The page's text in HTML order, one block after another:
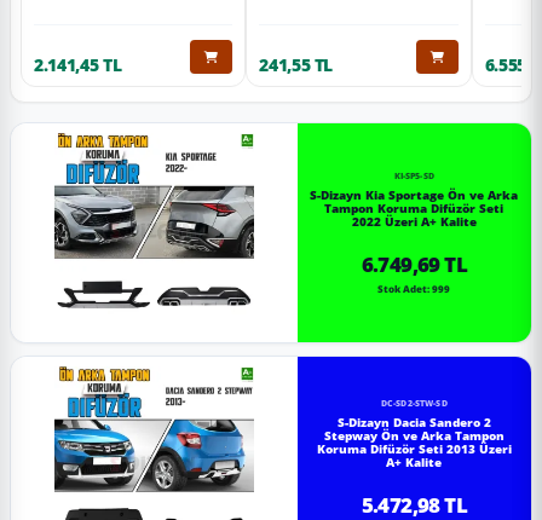
2.141,45 TL 241,55 TL
KI-SP5-SD
S-Dizayn Kia Sportage Ön ve Arka
Tampon Koruma Difüzör Seti
2022 Üzeri A+ Kalite
6.749,69 TL
Stok Adet: 999
DC-SD2-STW-SD
S-Dizayn Dacia Sandero 2
Stepway Ön ve Arka Tampon
Koruma Difüzör Seti 2013 Üzeri
A+ Kalite
5.472,98 TL